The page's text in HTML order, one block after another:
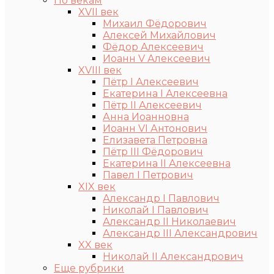
XVII век
Михаил Фёдорович
Алексей Михайлович
Фёдор Алексеевич
Иоанн V Алексеевич
XVIII век
Пётр I Алексеевич
Екатерина I Алексеевна
Пётр II Алексеевич
Анна Иоанновна
Иоанн VI Антонович
Елизавета Петровна
Пётр III Фёдорович
Екатерина II Алексеевна
Павел I Петрович
XIX век
Александр I Павлович
Николай I Павлович
Александр II Николаевич
Александр III Александрович
XX век
Николай II Александрович
Еще рубрики